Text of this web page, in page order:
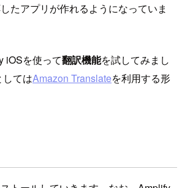
たアプリが作れるようになっていま
iOSを使って翻訳機能を試してみまし
てはAmazon Translateを利用する形